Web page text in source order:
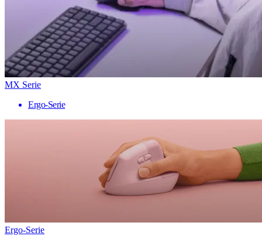
MX Serie
Ergo-Serie
Ergo-Serie